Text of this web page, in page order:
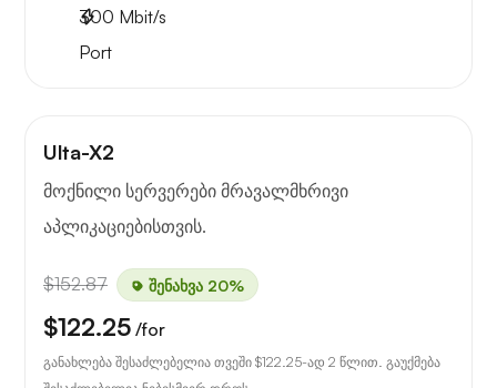
300 Mbit/s
Port
Ulta-X2
მოქნილი სერვერები მრავალმხრივი
აპლიკაციებისთვის.
$152.87 შენახვა 20%
$122.25 /for
განახლება შესაძლებელია თვეში $122.25-ად 2 წლით. გაუქმება